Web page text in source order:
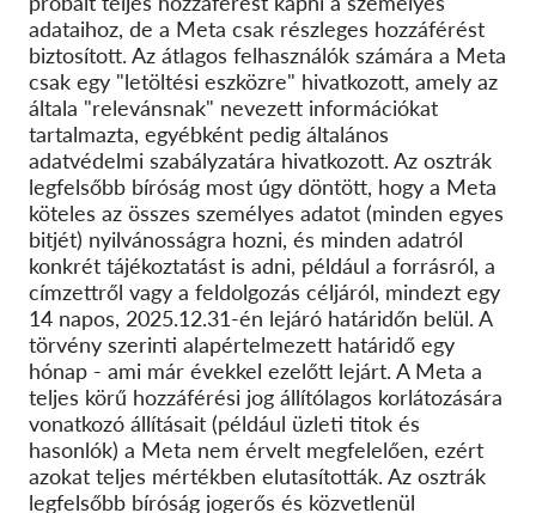
adataihoz, de a Meta csak részleges hozzáférést
biztosított. Az átlagos felhasználók számára a Meta
csak egy "letöltési eszközre" hivatkozott, amely az
általa "relevánsnak" nevezett információkat
tartalmazta, egyébként pedig általános
adatvédelmi szabályzatára hivatkozott. Az osztrák
legfelsőbb bíróság most úgy döntött, hogy a Meta
köteles az összes személyes adatot (minden egyes
bitjét) nyilvánosságra hozni, és minden adatról
konkrét tájékoztatást is adni, például a forrásról, a
címzettről vagy a feldolgozás céljáról, mindezt egy
14 napos, 2025.12.31-én lejáró határidőn belül. A
törvény szerinti alapértelmezett határidő egy
hónap - ami már évekkel ezelőtt lejárt. A Meta a
teljes körű hozzáférési jog állítólagos korlátozására
vonatkozó állításait (például üzleti titok és
hasonlók) a Meta nem érvelt megfelelően, ezért
azokat teljes mértékben elutasították. Az osztrák
legfelsőbb bíróság jogerős és közvetlenül